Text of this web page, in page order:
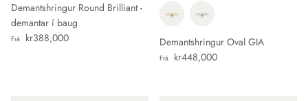
Demantshringur Round Brilliant -
demantar í baug
Verð
Frá kr388,000
Demantshringur Oval GIA
Verð
Frá kr448,000